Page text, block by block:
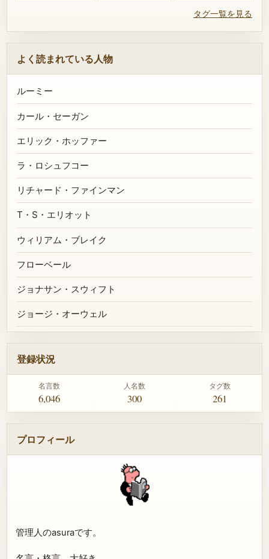
タグ一覧を見る
よく読まれている人物
ルーミー
カール・セーガン
エリック・ホッファー
ラ・ロシュフコー
リチャード・ファインマン
T・S・エリオット
ウィリアム・ブレイク
フローベール
ジョナサン・スウィフト
ジョージ・オーウェル
登録状況
名言数
6,046
人名数
300
タグ数
261
プロフィール
管理人のasuraです。